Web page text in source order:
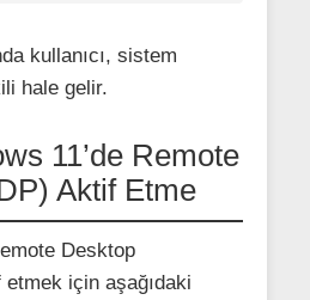
kullanıcı, sistem
hale gelir.
11’de Remote
Aktif Etme
Desktop
etmek için aşağıdaki